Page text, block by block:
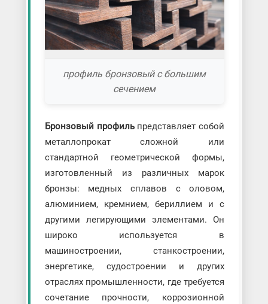
профиль бронзовый с большим
сечением
Бронзовый профильпредставляет собой
металлопрокат сложной или
стандартной геометрической формы,
изготовленный из различных марок
бронзы: медных сплавов с оловом,
алюминием, кремнием, бериллием и с
другими легирующими элементами. Он
широко используется в
машиностроении, станкостроении,
энергетике, судостроении и других
отраслях промышленности, где требуется
сочетание прочности, коррозионной